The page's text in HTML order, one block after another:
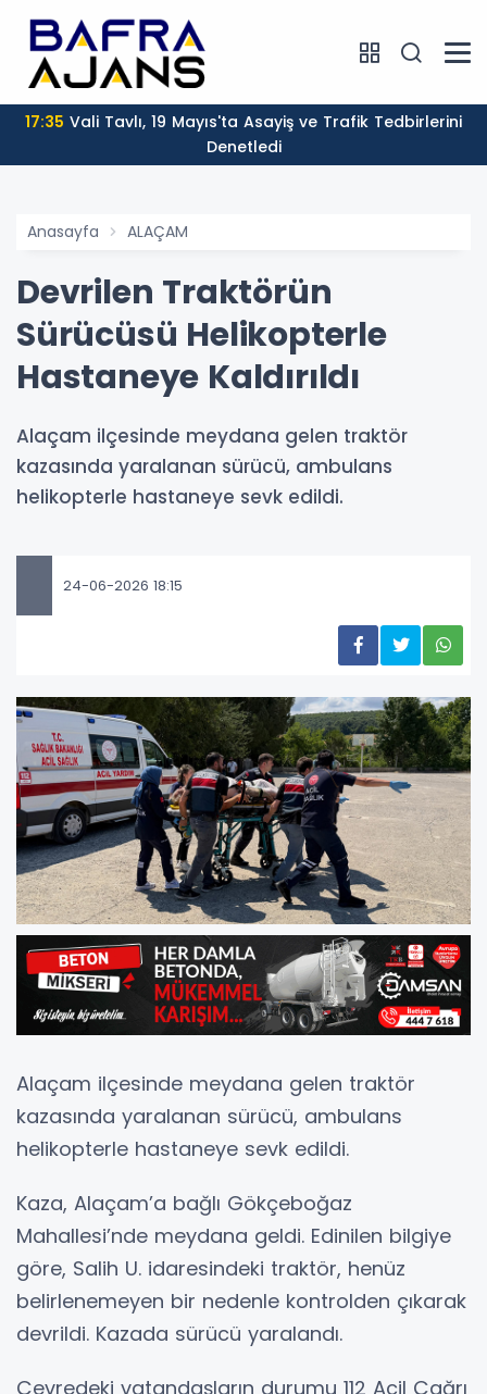
17:35
Denetledi
Anasayfa ALAÇAM
Devrilen Traktörün
Sürücüsü Helikopterle
Hastaneye Kaldırıldı
Alaçam ilçesinde meydana gelen traktör
kazasında yaralanan sürücü, ambulans
helikopterle hastaneye sevk edildi.
24-06-2026 18:15
Alaçam ilçesinde meydana gelen traktör
kazasında yaralanan sürücü, ambulans
helikopterle hastaneye sevk edildi.
Kaza, Alaçam’a bağlı Gökçeboğaz
Mahallesi’nde meydana geldi. Edinilen bilgiye
göre, Salih U. idaresindeki traktör, henüz
belirlenemeyen bir nedenle kontrolden çıkarak
devrildi. Kazada sürücü yaralandı.
Çevredeki vatandaşların durumu 112 Acil Çağrı